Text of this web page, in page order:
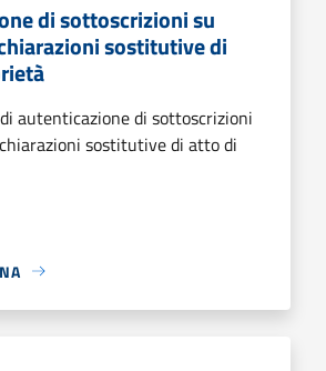
di sottoscrizioni su
sostitutive di
autenticazione di sottoscrizioni
sostitutive di atto di